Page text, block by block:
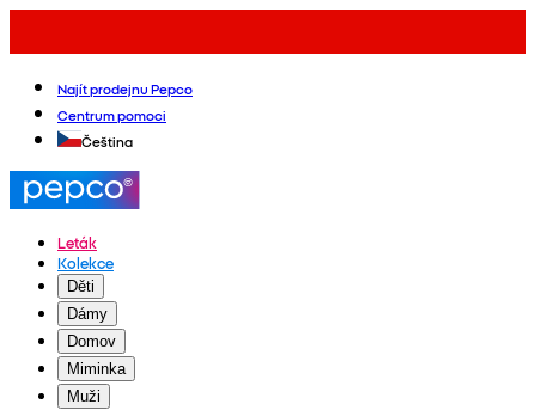
Najít prodejnu Pepco
Centrum pomoci
Čeština
Leták
Kolekce
Děti
Dámy
Domov
Miminka
Muži